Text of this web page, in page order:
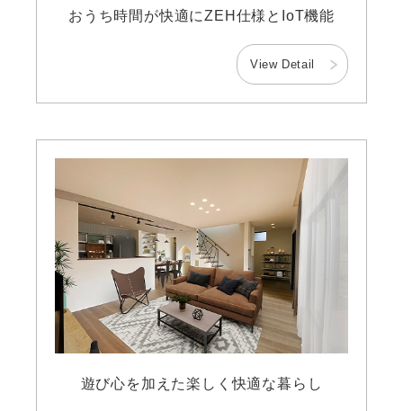
おうち時間が快適にZEH仕様とIoT機能
View Detail
遊び心を加えた楽しく快適な暮らし